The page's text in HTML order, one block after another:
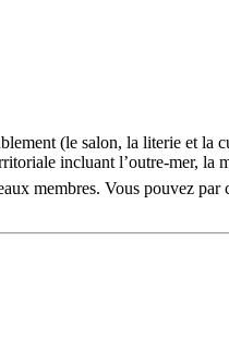
(le salon, la literie et la
incluant l’outre-mer, la
de cette carte permet
magasin et valorise le pouvoir
auprès des magasins ou
membres. Vous pouvez